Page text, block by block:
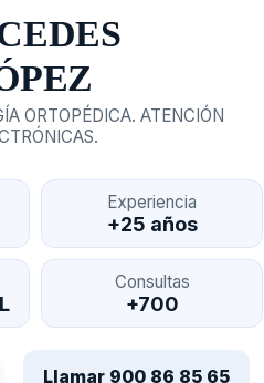
ORTOPÉDICA. ATENCIÓN
Experiencia
+25 años
Consultas
+700
Llamar 900 86 85 65